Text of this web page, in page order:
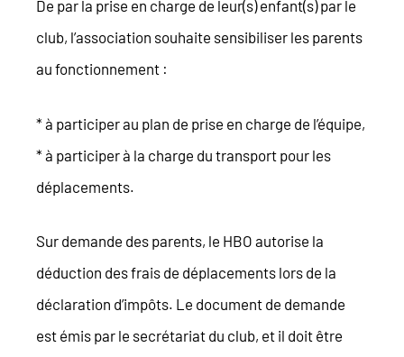
De par la prise en charge de leur(s) enfant(s) par le
club, l’association souhaite sensibiliser les parents
au fonctionnement :
* à participer au plan de prise en charge de l’équipe,
* à participer à la charge du transport pour les
déplacements.
Sur demande des parents, le HBO autorise la
déduction des frais de déplacements lors de la
déclaration d’impôts. Le document de demande
est émis par le secrétariat du club, et il doit être